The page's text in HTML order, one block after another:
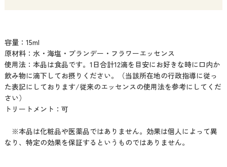
容量：15ml
原材料：水・海塩・ブランデー・フラワーエッセンス
使用法：本品は食品です。1日合計12滴を目安にお好きな時に口内か
飲み物に滴下してお摂りください。（当該所在地の行政指導に従っ
た表記にしております/従来のエッセンスの使用法を参考にしてくだ
さい）
トリートメント：可
※本品は化粧品や医薬品ではありません。効果は個人によって異
なり、特定の効果を保証するというものではありません。